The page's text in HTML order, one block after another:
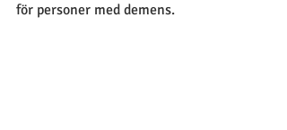
för personer med demens.